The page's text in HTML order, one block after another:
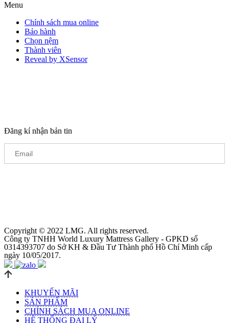
Menu
Chính sách mua online
Bảo hành
Chọn nệm
Thành viên
Reveal by XSensor
Đăng kí nhận bản tin
Copyright © 2022 LMG. All rights reserved.
Công ty TNHH World Luxury Mattress Gallery - GPKD số
0314393707 do Sở KH & Đầu Tư Thành phố Hồ Chí Minh cấp
ngày 10/05/2017.
KHUYẾN MÃI
SẢN PHẨM
CHÍNH SÁCH MUA ONLINE
HỆ THỐNG ĐẠI LÝ